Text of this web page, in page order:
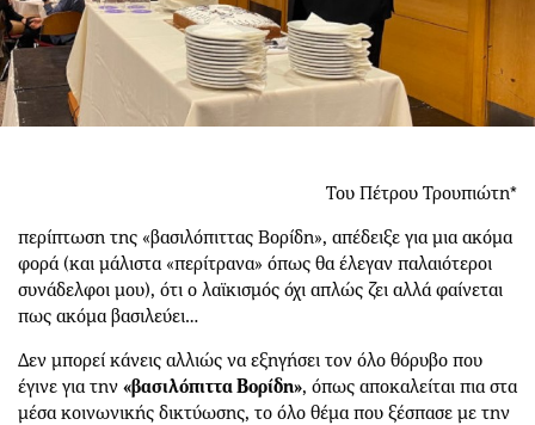
Του Πέτρου Τρουπιώτη*
περίπτωση της «βασιλόπιττας Βορίδη», απέδειξε για μια ακόμα
φορά (και μάλιστα «περίτρανα» όπως θα έλεγαν παλαιότεροι
συνάδελφοι μου), ότι ο λαϊκισμός όχι απλώς ζει αλλά φαίνεται
πως ακόμα βασιλεύει…
Δεν μπορεί κάνεις αλλιώς να εξηγήσει τον όλο θόρυβο που
έγινε για την «βασιλόπιττα Βορίδη», όπως αποκαλείται πια στα
μέσα κοινωνικής δικτύωσης, το όλο θέμα που ξέσπασε με την